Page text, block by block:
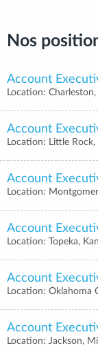
Nos
Account
Location:
Account
Location: Little Rock,
Account
Location:
Account
Location: Topeka,
Account
Location: Oklahoma
Account
Location: Jackson,